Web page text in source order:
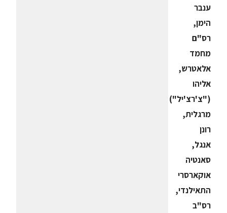
ענבר
הימן,
רס"ם
מחמד
אלאטרש,
אליהו
("צ'רצ'יל")
מרגלית,
רונן
אנגל,
סאנטיה
אוקארסרי
התאילנדי,
רס"ב